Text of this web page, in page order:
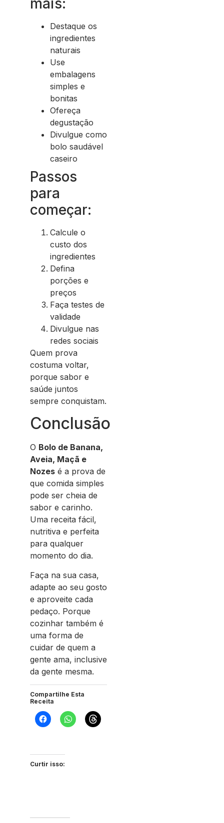
mais:
Destaque os
ingredientes
naturais
Use
embalagens
simples e
bonitas
Ofereça
degustação
Divulgue como
bolo saudável
caseiro
Passos
para
começar:
Calcule o
custo dos
ingredientes
Defina
porções e
preços
Faça testes de
validade
Divulgue nas
redes sociais
Quem prova
costuma voltar,
porque sabor e
saúde juntos
sempre conquistam.
Conclusão
O Bolo de Banana,
Aveia, Maçã e
Nozes é a prova de
que comida simples
pode ser cheia de
sabor e carinho.
Uma receita fácil,
nutritiva e perfeita
para qualquer
momento do dia.
Faça na sua casa,
adapte ao seu gosto
e aproveite cada
pedaço. Porque
cozinhar também é
uma forma de
cuidar de quem a
gente ama, inclusive
da gente mesma.
Compartilhe Esta
Receita
Curtir isso: